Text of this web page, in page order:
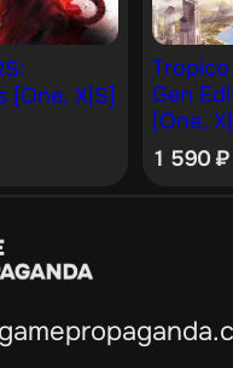
[One, X|S]
Gen
[One,
1 590₽